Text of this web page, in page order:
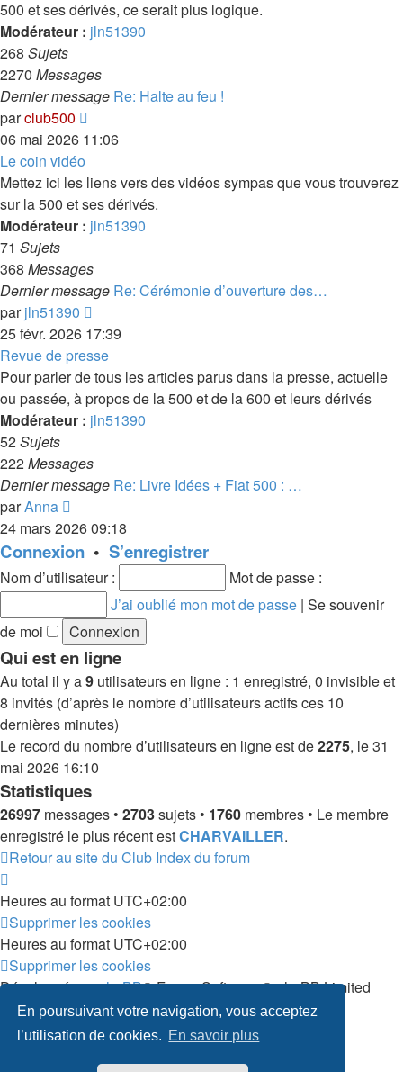
En poursuivant votre navigation, vous acceptez
l’utilisation de cookies. En savoir plus
500 et ses dérivés, ce serait plus logique.
Modérateur : jln51390
268 Sujets
2270 Messages
Dernier message Re: Halte au feu !
parclub500
le
message
06 mai 2026 11:06
Le coin vidéo
Mettez ici les liens vers des vidéos sympas que vous trouverez
sur la 500 et ses dérivés.
Modérateur : jln51390
71 Sujets
368 Messages
Dernier message Re: Cérémonie d’ouverture des…
parjln51390
le
dernier
message
25 févr. 2026 17:39
Revue de presse
Pour parler de tous les articles parus dans la presse, actuelle
ou passée, à propos de la 500 et de la 600 et leurs dérivés
Modérateur : jln51390
52Sujets
222Messages
Dernier message Re: Livre Idées + Fiat 500 : …
parAnna
le
dernier
message
24 mars 2026 09:18
Connexion • S’enregistrer
Nom d’utilisateur :
Mot de passe :
J’ai oublié mon mot de passe | Se souvenir
de moi
Qui est en ligne
Au total il y a9 utilisateurs en ligne : 1 enregistré, 0 invisible et
8 invités (d’après le nombre d’utilisateurs actifs ces 10
dernières minutes)
Le record du nombre d’utilisateurs en ligne est de2275, le 31
mai 2026 16:10
Statistiques
26997 messages • 2703sujets • 1760 membres • Le membre
enregistré le plus récent estCHARVAILLER.
Retour au site du Club Index du forum
Heures au format UTC+02:00
Supprimer les cookies
Heures au format UTC+02:00
Supprimer les cookies
Développé parphpBB® Forum Software © phpBB Limited
Traduit parphpBB-fr.com
Confidentialité |Conditions